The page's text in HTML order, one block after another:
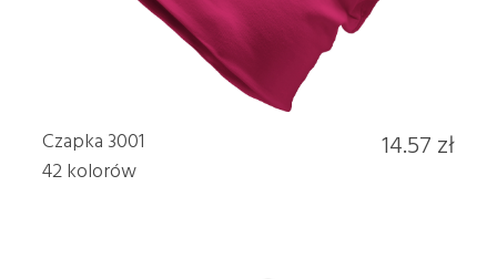
Czapka 3001
42 kolorów
14.57 zł